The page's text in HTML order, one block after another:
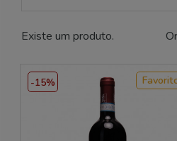
Existe um produto.
-15%